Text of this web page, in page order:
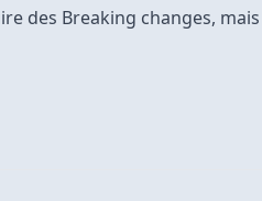
des Breaking changes, mais